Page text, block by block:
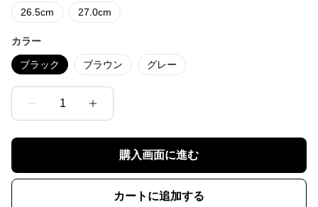
26.5cm 27.0cm
カラー
ブラック ブラウン グレー
1
購入画面に進む
カートに追加する